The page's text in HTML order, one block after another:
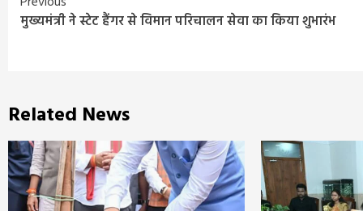
Reading
मुख्यमंत्री ने स्टेट हैंगर से विमान परिचालन सेवा का किया शुभारंभ
Related News